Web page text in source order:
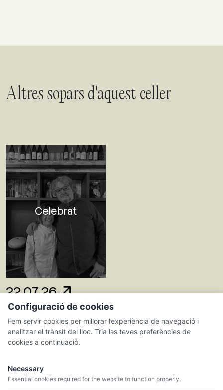
Altres sopars d'aquest celler
Celebrat
22.07.26
LA XERA DEL
GINJOLER
Bufadors
Configuració de cookies
Fem servir cookies per millorar l’experiència de navegació i
analitzar el trànsit del lloc. Tria les teves preferències de
cookies a continuació.
Necessary
Essential cookies required for the website to function properly.